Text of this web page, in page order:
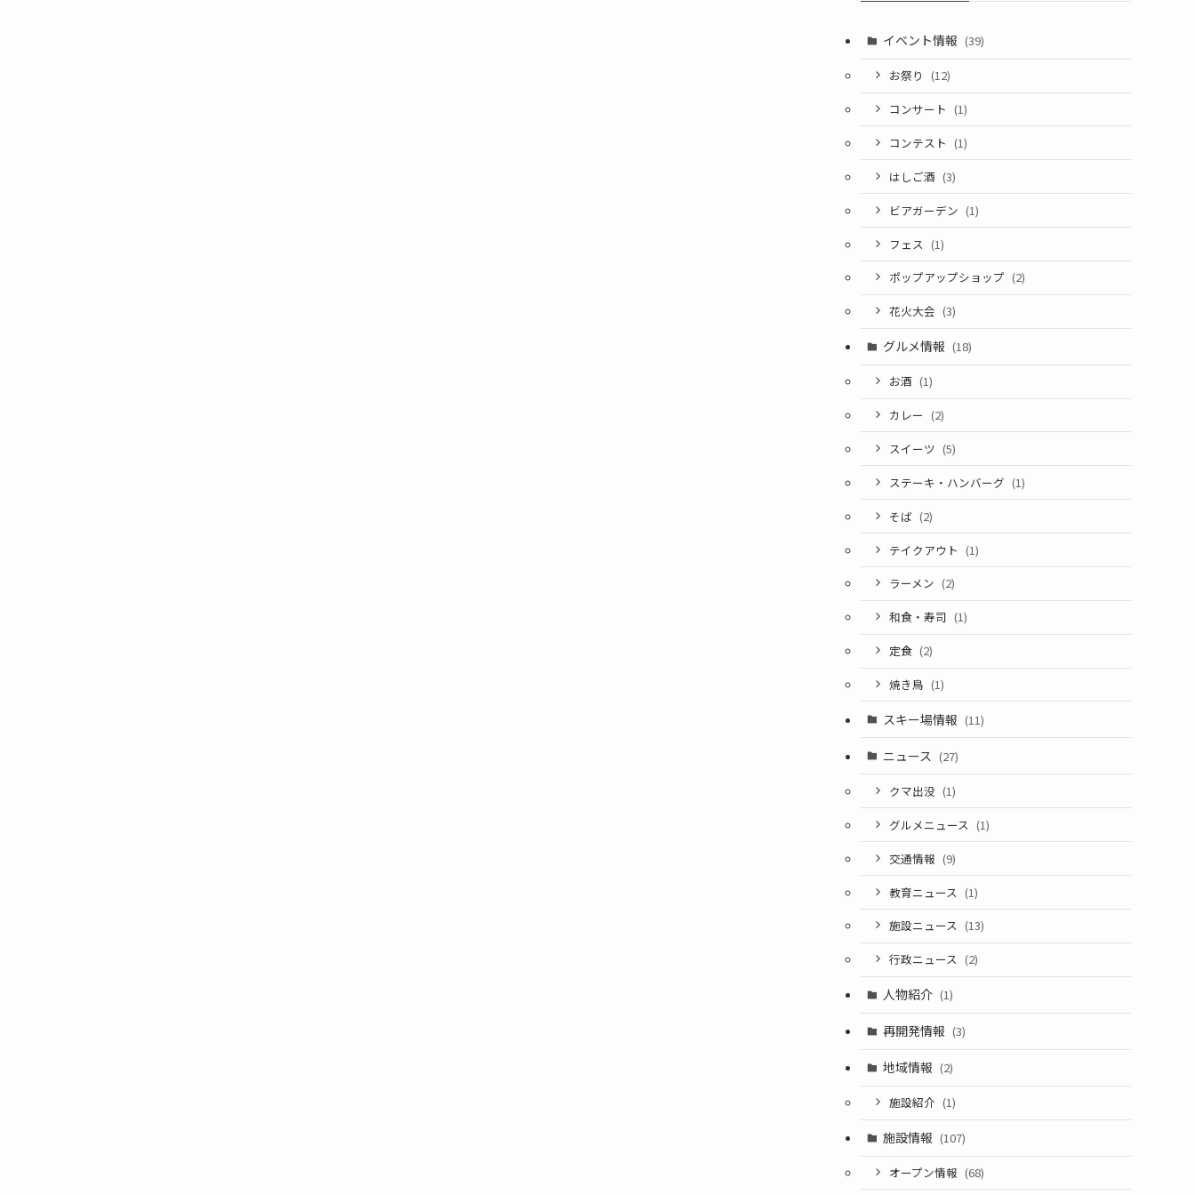
イベント情報 (39)
お祭り (12)
コンサート (1)
コンテスト (1)
はしご酒 (3)
ビアガーデン (1)
フェス (1)
ポップアップショップ (2)
花火大会 (3)
グルメ情報 (18)
お酒 (1)
カレー (2)
スイーツ (5)
ステーキ・ハンバーグ (1)
そば (2)
テイクアウト (1)
ラーメン (2)
和食・寿司 (1)
定食 (2)
焼き鳥 (1)
スキー場情報 (11)
ニュース (27)
クマ出没 (1)
グルメニュース (1)
交通情報 (9)
教育ニュース (1)
施設ニュース (13)
行政ニュース (2)
人物紹介 (1)
再開発情報 (3)
地域情報 (2)
施設紹介 (1)
施設情報 (107)
オープン情報 (68)